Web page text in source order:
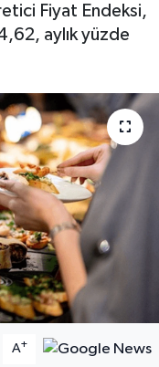
Fiyat Endeksi,
aylık yüzde
A+